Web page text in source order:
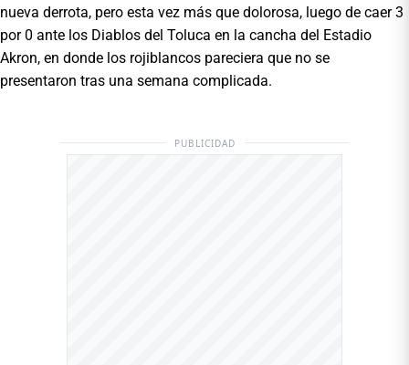
nueva derrota, pero esta vez más que dolorosa, luego de caer 3
por 0 ante los Diablos del Toluca en la cancha del Estadio
Akron, en donde los rojiblancos pareciera que no se
presentaron tras una semana complicada.
PUBLICIDAD